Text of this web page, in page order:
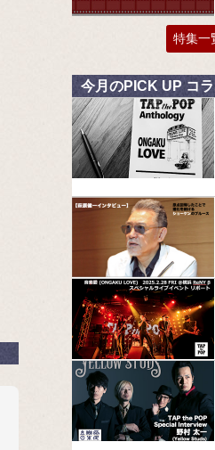
特集一
今月のPICK UP コ